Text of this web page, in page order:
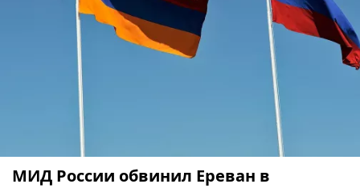
МИД России обвинил Ереван в